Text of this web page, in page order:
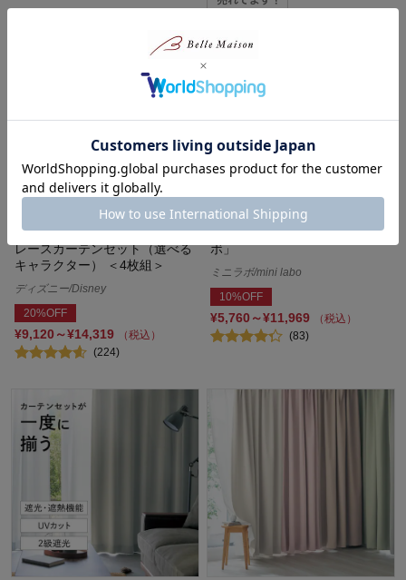
近くで見るほど可愛い柄。遮光
カーテン＆ＵＶカット・ミラー
レースカーテンセット（選べる
キャラクター） ＜4枚組＞
ディズニー/Disney
20%OFF
¥9,120～¥14,319
（税込）
(224)
サイズが豊富な遮光・遮熱カー
テン ＜2枚組／1枚＞「ミニラ
ボ」
ミニラボ/mini labo
10%OFF
¥5,760～¥11,969
（税込）
(83)